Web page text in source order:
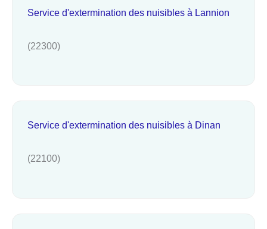
Service d'extermination des nuisibles à Lannion
(22300)
Service d'extermination des nuisibles à Dinan
(22100)